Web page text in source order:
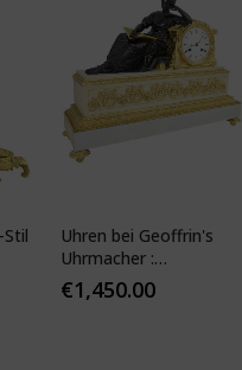
Stil
Uhren bei Geoffrin's
Uhrmacher :
Desfontaines 1850
€1,450.00